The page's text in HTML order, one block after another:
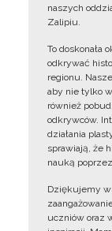
naszych
Zalipiu.
To doskonała
odkrywać
regionu.
aby nie tylko
również
odkrywców.
działania
sprawiają, że
nauką
Dziękujemy
uczniów oraz